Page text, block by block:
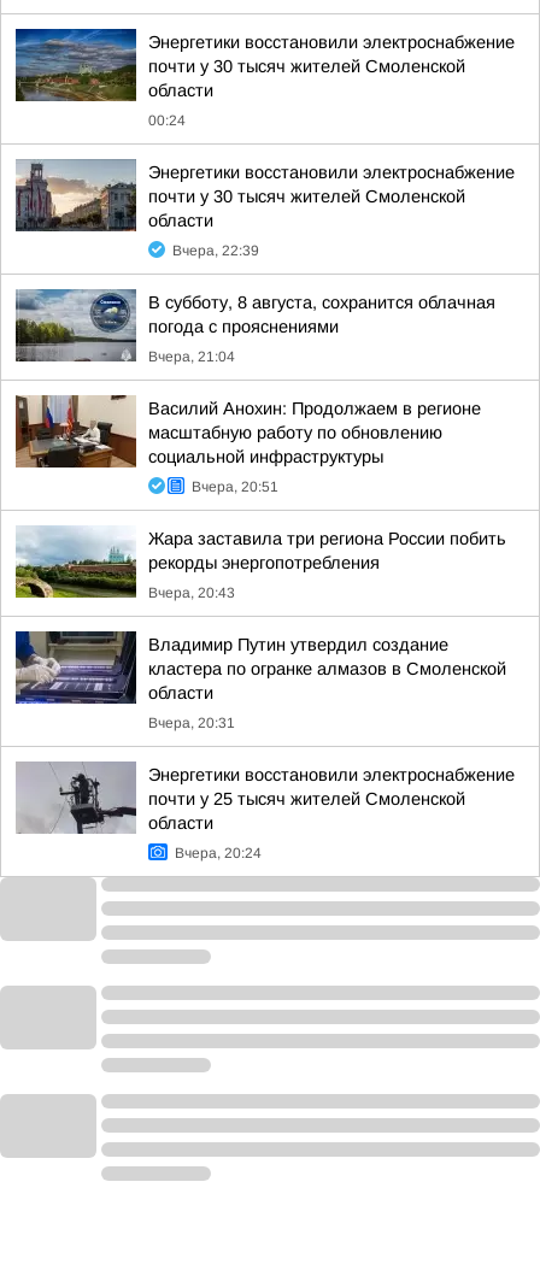
Энергетики восстановили электроснабжение
почти у 30 тысяч жителей Смоленской
области
00:24
Энергетики восстановили электроснабжение
почти у 30 тысяч жителей Смоленской
области
Вчера, 22:39
В субботу, 8 августа, сохранится облачная
погода с прояснениями
Вчера, 21:04
Василий Анохин: Продолжаем в регионе
масштабную работу по обновлению
социальной инфраструктуры
Вчера, 20:51
Жара заставила три региона России побить
рекорды энергопотребления
Вчера, 20:43
Владимир Путин утвердил создание
кластера по огранке алмазов в Смоленской
области
Вчера, 20:31
Энергетики восстановили электроснабжение
почти у 25 тысяч жителей Смоленской
области
Вчера, 20:24